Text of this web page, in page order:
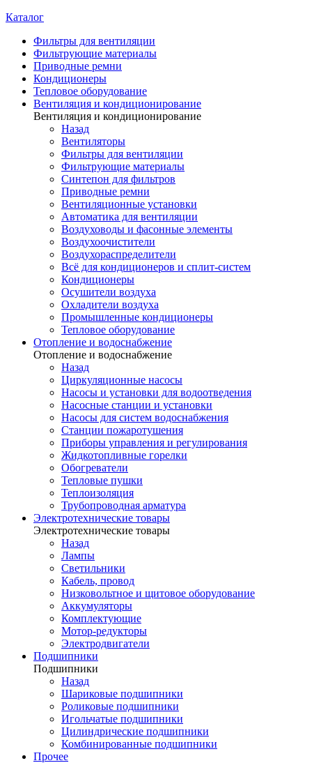
Каталог
Фильтры для вентиляции
Фильтрующие материалы
Приводные ремни
Кондиционеры
Тепловое оборудование
Вентиляция и кондиционирование
Вентиляция и кондиционирование
Назад
Вентиляторы
Фильтры для вентиляции
Фильтрующие материалы
Синтепон для фильтров
Приводные ремни
Вентиляционные установки
Автоматика для вентиляции
Воздуховоды и фасонные элементы
Воздухоочистители
Воздухораспределители
Всё для кондиционеров и сплит-систем
Кондиционеры
Осушители воздуха
Охладители воздуха
Промышленные кондиционеры
Тепловое оборудование
Отопление и водоснабжение
Отопление и водоснабжение
Назад
Циркуляционные насосы
Насосы и установки для водоотведения
Насосные станции и установки
Насосы для систем водоснабжения
Станции пожаротушения
Приборы управления и регулирования
Жидкотопливные горелки
Обогреватели
Тепловые пушки
Теплоизоляция
Трубопроводная арматура
Электротехнические товары
Электротехнические товары
Назад
Лампы
Светильники
Кабель, провод
Низковольтное и щитовое оборудование
Аккумуляторы
Комплектующие
Мотор-редукторы
Электродвигатели
Подшипники
Подшипники
Назад
Шариковые подшипники
Роликовые подшипники
Игольчатые подшипники
Цилиндрические подшипники
Комбинированные подшипники
Прочее